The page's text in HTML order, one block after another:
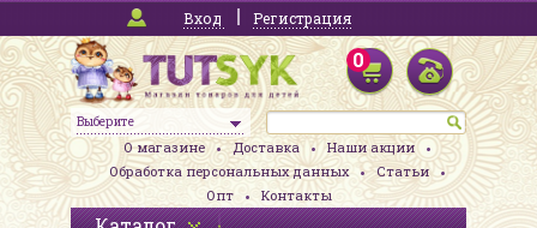
Вход Регистрация
Выберите
0
О магазине Доставка
Наши акции
Обработка персональных данных
Статьи
Опт
Контакты